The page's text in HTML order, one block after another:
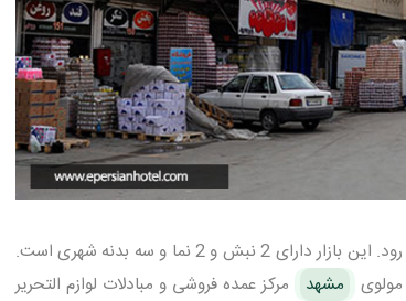
بازار مولوی مشهد یکی از سنتی ترین بازار های مشهد به شمار می رود. این بازار دارای 2 نبش و 2 نما و سه بدنه شهری است.
مشهد
مرکز عمده فروشی و مبادلات لوازم التحریر